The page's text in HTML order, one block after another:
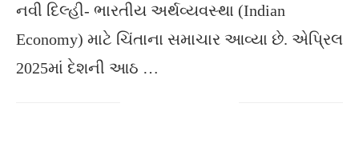
નવી દિલ્હી- ભારતીય અર્થવ્યવસ્થા (Indian
Economy) માટે ચિંતાના સમાચાર આવ્યા છે. એપ્રિલ
2025માં દેશની આઠ …